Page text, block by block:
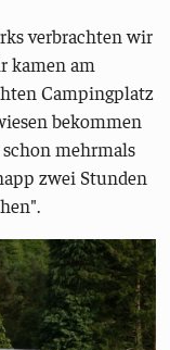
verbrachten wir
kamen am
Campingplatz
bekommen
mehrmals
zwei Stunden